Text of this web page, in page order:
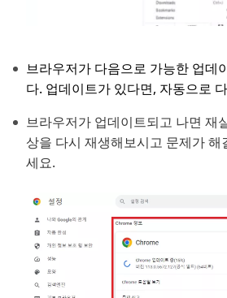
브라우저가 다음으로 가능한 업데
다. 업데이트가 있다면, 자동으로
브라우저가 업데이트되고 나면 재
상을 다시 재생해보시고 문제가
세요.